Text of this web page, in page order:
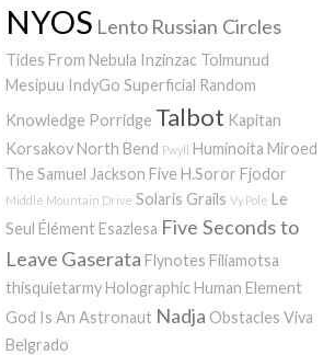
NYOS Lento Russian Circles
Tides From Nebula Inzinzac Tolmunud
Mesipuu IndyGo Superficial Random
Knowledge Porridge Talbot Kapitan
Korsakov North Bend Pwyll Huminoita Miroed
The Samuel Jackson Five H.Soror Fjodor
Middle Mountain Drive Solaris Grails Vy Pole Le
Seul Élément Esazlesa Five Seconds to
Leave Gaserata Flynotes Filiamotsa
thisquietarmy Holographic Human Element
God Is An Astronaut Nadja Obstacles Viva
Belgrado